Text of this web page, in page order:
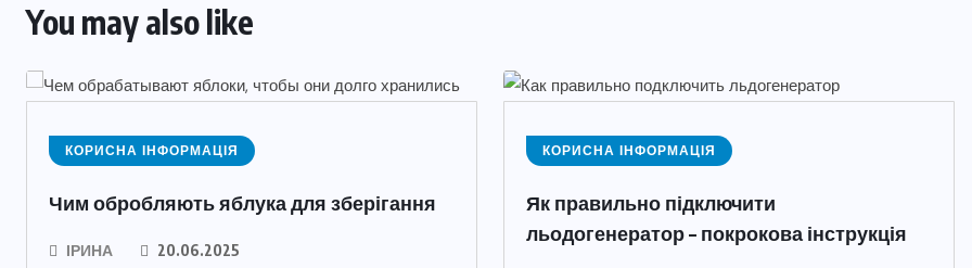
You may also like
КОРИСНА ІНФОРМАЦІЯ
Чим обробляють яблука для зберігання
ІРИНА 20.06.2025
КОРИСНА ІНФОРМАЦІЯ
Як правильно підключити
льодогенератор – покрокова інструкція